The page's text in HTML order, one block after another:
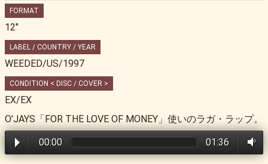
FORMAT
12"
LABEL / COUNTRY / YEAR
WEEDED/US/1997
CONDITION < DISC / COVER >
EX/EX
O'JAYS「FOR THE LOVE OF MONEY」使いのラガ・ラップ。
00:00 01:36